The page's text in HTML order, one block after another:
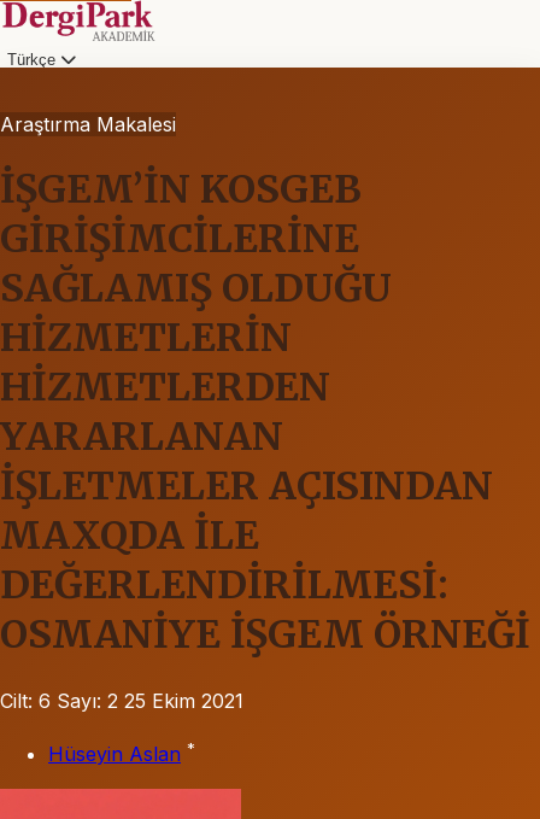
Türkçe
Araştırma Makalesi
İŞGEM’İN KOSGEB
GİRİŞİMCİLERİNE
SAĞLAMIŞ OLDUĞU
HİZMETLERİN
HİZMETLERDEN
YARARLANAN
İŞLETMELER AÇISINDAN
MAXQDA İLE
DEĞERLENDİRİLMESİ:
OSMANİYE İŞGEM ÖRNEĞİ
Cilt: 6 Sayı: 2 25 Ekim 2021
Hüseyin Aslan *